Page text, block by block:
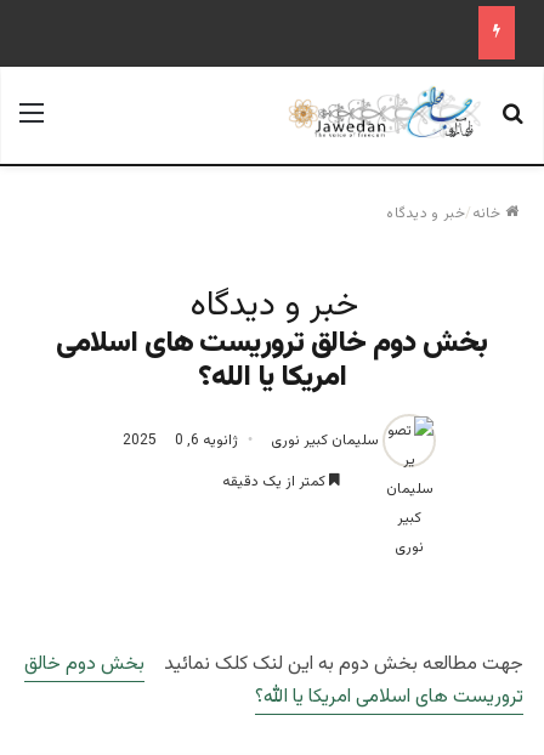
جستجو برای
خانه/خبر و دیدگاه
خبر و دیدگاه
بخش دوم خالق تروریست های اسلامی
امریکا یا الله؟‎
سلیمان کبیر نوری ژانویه 6, 2025
0
کمتر از یک دقیقه
سلیمان کبیر نوری
جهت مطالعه بخش دوم به این لنک کلک نمائید
بخش دوم خالق
تروریست های اسلامی امریکا یا الله؟